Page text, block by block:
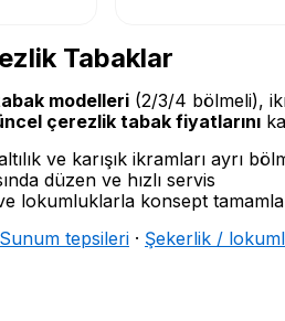
Tabaklar
modelleri (2/3/4 bölmeli),
çerezlik tabak fiyatlarını
ve karışık ikramları ayrı
düzen ve hızlı servis
lokumluklarla konsept
Sunum tepsileri · Şekerlik /